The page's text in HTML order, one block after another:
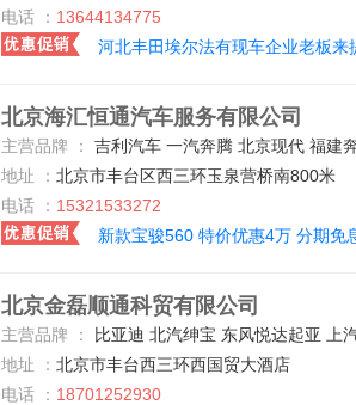
电话 ： 13644134775
河北丰田埃尔法有现车企业老板来
北京海汇恒通汽车服务有限公司
主营品牌 ：
吉利汽车 一汽奔腾 北京现代 福建奔驰 MG 北京汽车 东风风行 东风日产 哈弗汽车 众泰 广汽传祺 上汽荣威 上汽大众 长安乘用车 宝沃汽车 一汽马自达 宝骏汽车 一汽-大众 长安商用车 一汽丰田 别克 中兴 华晨中华 江铃汽车 知豆 永源 南京依维柯 天津一汽 一汽吉
地址 ： 北京市丰台区西三环玉泉营桥南800米
电话 ： 15321533272
新款宝骏560 特价优惠4万 分期免
北京金磊顺通科贸有限公司
主营品牌 ：
比亚迪 北汽绅宝 东风悦达起亚 上汽大众 一汽-大众 一汽丰田 一汽奥迪 长安福特 哈弗汽车 广汽传祺 宝骏汽车 江淮汽车 长安乘用车 东风本田 广汽本田 北京现代 东风日产 上汽通用五菱 中兴 三菱(进口) 奇瑞汽车 东风裕隆 陆风 力帆汽车 猎豹汽车 凯迪拉克(国产) 一汽马自达 长安马自达 捷豹 奇瑞捷豹路虎 黄海 一汽海马 海马郑州 北汽威旺 北京汽车 东风风神 郑州日产 东风汽车 长城 东风标致 东风风光 东风风行 东风启辰 东风小康 金杯 华晨华瑞 华泰汽车 莲花
地址 ： 北京市丰台西三环西国贸大酒店
电话 ： 18701252930